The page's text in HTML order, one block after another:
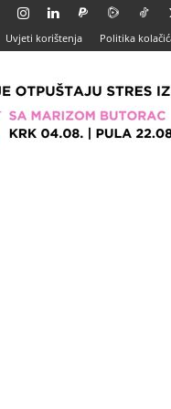
Uvjeti korištenja Politika